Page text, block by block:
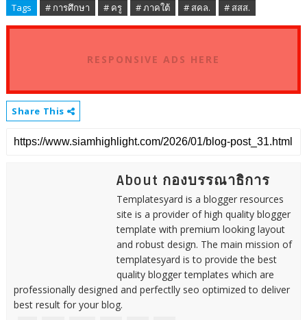
Tags # การศึกษา # ครู # ภาคใต้ # สคล. # สสส.
RESPONSIVE ADS HERE
Share This
About กองบรรณาธิการ
Templatesyard is a blogger resources
site is a provider of high quality blogger
template with premium looking layout
and robust design. The main mission of
templatesyard is to provide the best
quality blogger templates which are
professionally designed and perfectlly seo optimized to deliver
best result for your blog.